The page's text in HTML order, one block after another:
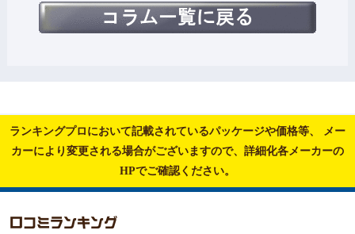
ランキングプロにおいて記載されているパッケージや価格等、
メー
カーにより変更される場合がございますので、詳細化各メーカーの
HPでご確認ください。